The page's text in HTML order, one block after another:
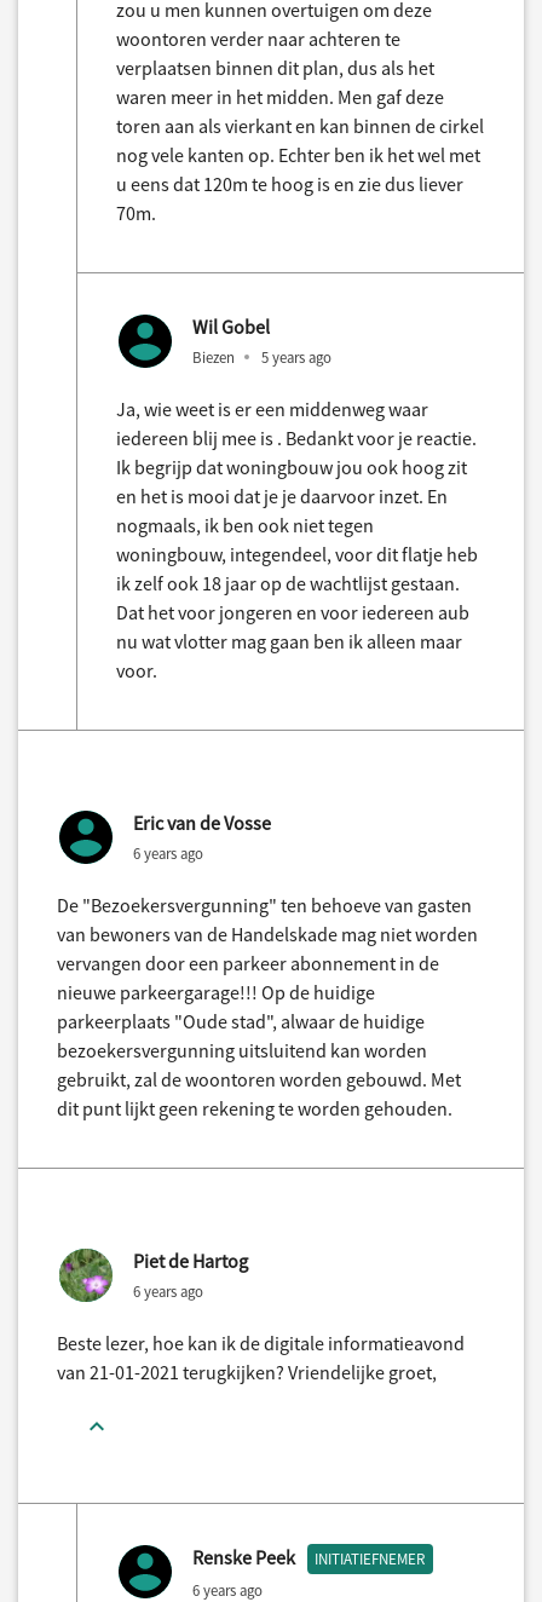
zou u men kunnen overtuigen om deze
woontoren verder naar achteren te
verplaatsen binnen dit plan, dus als het
waren meer in het midden. Men gaf deze
toren aan als vierkant en kan binnen de cirkel
nog vele kanten op. Echter ben ik het wel met
u eens dat 120m te hoog is en zie dus liever
70m.
Wil Gobel
Biezen 5 years ago
Ja, wie weet is er een middenweg waar
iedereen blij mee is . Bedankt voor je reactie.
Ik begrijp dat woningbouw jou ook hoog zit
en het is mooi dat je je daarvoor inzet. En
nogmaals, ik ben ook niet tegen
woningbouw, integendeel, voor dit flatje heb
ik zelf ook 18 jaar op de wachtlijst gestaan.
Dat het voor jongeren en voor iedereen aub
nu wat vlotter mag gaan ben ik alleen maar
voor.
Eric van de Vosse
6 years ago
De "Bezoekersvergunning" ten behoeve van gasten
van bewoners van de Handelskade mag niet worden
vervangen door een parkeer abonnement in de
nieuwe parkeergarage!!! Op de huidige
parkeerplaats "Oude stad", alwaar de huidige
bezoekersvergunning uitsluitend kan worden
gebruikt, zal de woontoren worden gebouwd. Met
dit punt lijkt geen rekening te worden gehouden.
Piet de Hartog
6 years ago
Beste lezer, hoe kan ik de digitale informatieavond
van 21-01-2021 terugkijken? Vriendelijke groet,
Renske Peek INITIATIEFNEMER
6 years ago